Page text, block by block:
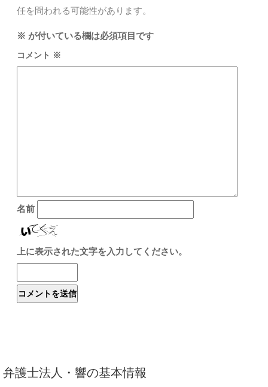
任を問われる可能性があります。
※ が付いている欄は必須項目です
コメント ※
名前
上に表示された文字を入力してください。
弁護士法人・響の基本情報